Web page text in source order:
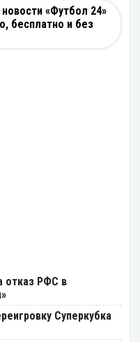
«Футбол 24»
бесплатно и без
отказ РФС в
Суперкубка